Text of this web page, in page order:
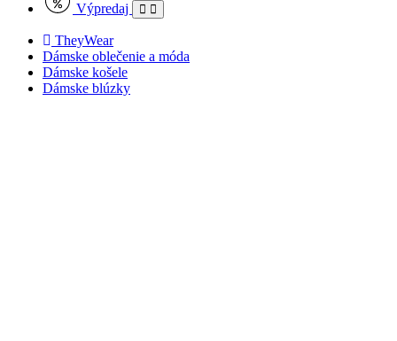
Výpredaj
TheyWear
Dámske oblečenie a móda
Dámske košele
Dámske blúzky